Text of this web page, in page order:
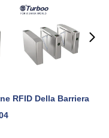
RFID Della Barriera